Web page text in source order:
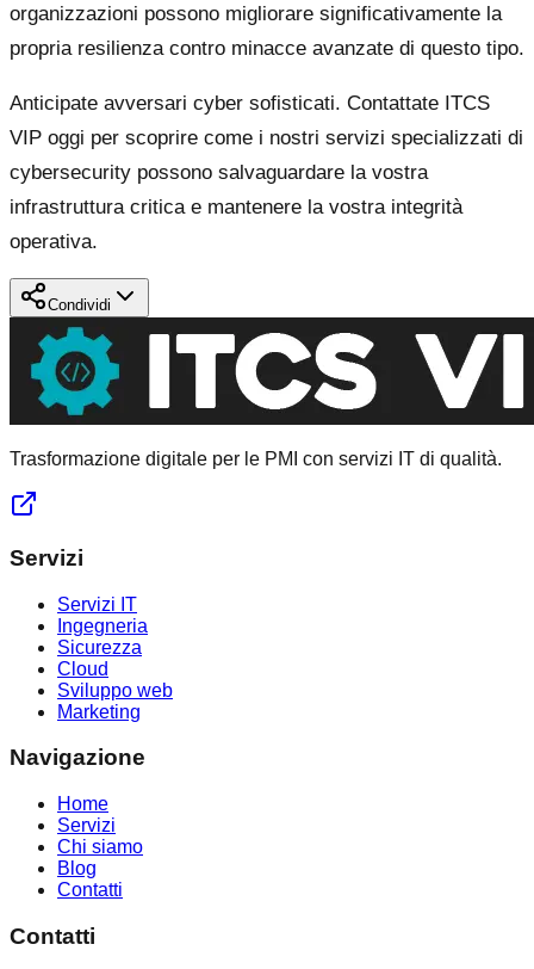
organizzazioni possono migliorare significativamente la
propria resilienza contro minacce avanzate di questo tipo.
Anticipate avversari cyber sofisticati. Contattate ITCS
VIP oggi per scoprire come i nostri servizi specializzati di
cybersecurity possono salvaguardare la vostra
infrastruttura critica e mantenere la vostra integrità
operativa.
Condividi
Trasformazione digitale per le PMI con servizi IT di qualità.
Servizi
Servizi IT
Ingegneria
Sicurezza
Cloud
Sviluppo web
Marketing
Navigazione
Home
Servizi
Chi siamo
Blog
Contatti
Contatti